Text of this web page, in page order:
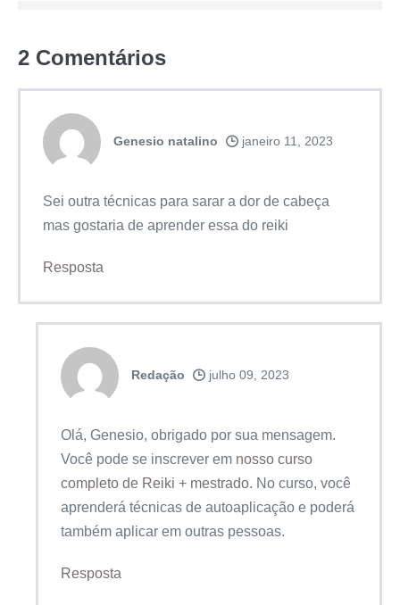
2 Comentários
Genesio natalino janeiro 11, 2023
Sei outra técnicas para sarar a dor de cabeça
mas gostaria de aprender essa do reiki
Resposta
Redação julho 09, 2023
Olá, Genesio, obrigado por sua mensagem.
Você pode se inscrever em nosso curso
completo de Reiki + mestrado. No curso, você
aprenderá técnicas de autoaplicação e poderá
também aplicar em outras pessoas.
Resposta